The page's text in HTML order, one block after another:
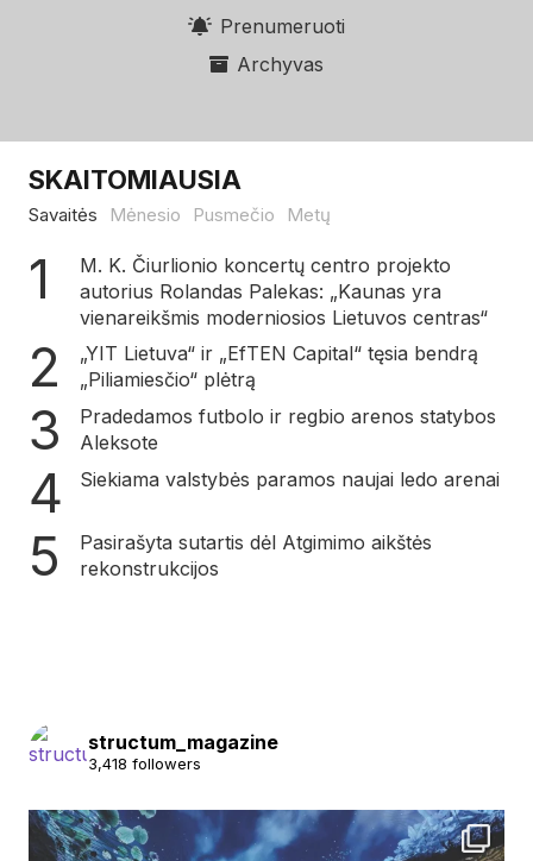
Prenumeruoti
Archyvas
SKAITOMIAUSIA
Savaitės Mėnesio Pusmečio Metų
M. K. Čiurlionio koncertų centro projekto
autorius Rolandas Palekas: „Kaunas yra
vienareikšmis moderniosios Lietuvos centras“
„YIT Lietuva“ ir „EfTEN Capital“ tęsia bendrą
„Piliamiesčio“ plėtrą
Pradedamos futbolo ir regbio arenos statybos
Aleksote
Siekiama valstybės paramos naujai ledo arenai
Pasirašyta sutartis dėl Atgimimo aikštės
rekonstrukcijos
structum_magazine
3,418 followers